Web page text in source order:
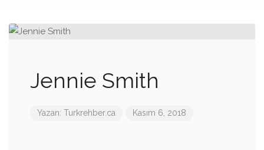
Jennie Smith
Yazan: Turkrehber.ca Kasım 6, 2018